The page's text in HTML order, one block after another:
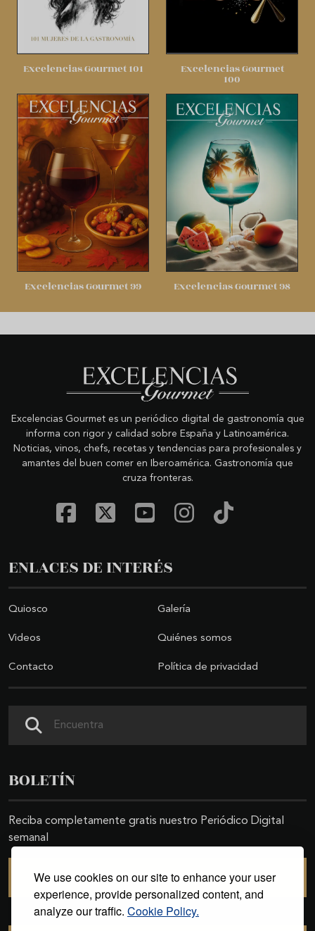
We use cookies on our site to enhance your user
experience, provide personalized content, and
analyze our traffic. Cookie Policy.
Excelencias Gourmet 101 Excelencias Gourmet
100
Excelencias Gourmet 99 Excelencias Gourmet 98
Excelencias Gourmet es un periódico digital de gastronomía que
informa con rigor y calidad sobre España y Latinoamérica.
Noticias, vinos, chefs, recetas y tendencias para profesionales y
amantes del buen comer en Iberoamérica. Gastronomía que
cruza fronteras.
ENLACES DE INTERÉS
Quiosco Galería
Videos Quiénes somos
Contacto Política de privacidad
BOLETÍN
Reciba completamente gratis nuestro Periódico Digital
semanal
SUSCRIBIRSE